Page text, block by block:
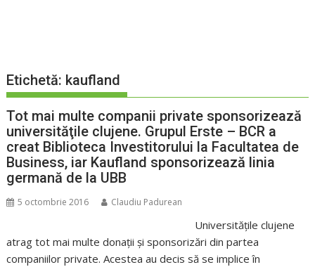
Etichetă: kaufland
Tot mai multe companii private sponsorizează
universităţile clujene. Grupul Erste – BCR a
creat Biblioteca Investitorului la Facultatea de
Business, iar Kaufland sponsorizează linia
germană de la UBB
5 octombrie 2016 Claudiu Padurean
Universităţile clujene
atrag tot mai multe donaţii şi sponsorizări din partea
companiilor private. Acestea au decis să se implice în